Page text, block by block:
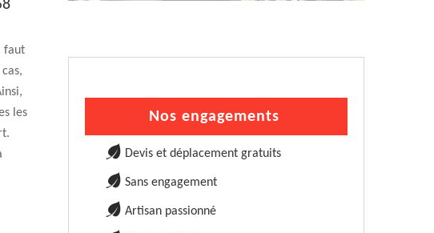
faut
les
Nos engagements
Devis et déplacement gratuits
Sans engagement
Artisan passionné